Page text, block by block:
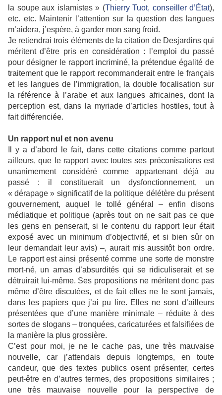
la soupe aux islamistes » (Thierry Tuot, conseiller d’État),
etc. etc. Maintenir l’attention sur la question des langues
m’aidera, j’espère, à garder mon sang froid.
Je retiendrai trois éléments de la citation de Desjardins qui
méritent d’être pris en considération : l’emploi du passé
pour désigner le rapport incriminé, la prétendue égalité de
traitement que le rapport recommanderait entre le français
et les langues de l’immigration, la double focalisation sur
la référence à l’arabe et aux langues africaines, dont la
perception est, dans la myriade d’articles hostiles, tout à
fait différenciée.
Un rapport nul et non avenu
Il y a d’abord le fait, dans cette citations comme partout
ailleurs, que le rapport avec toutes ses préconisations est
unanimement considéré comme appartenant déjà au
passé : il constituerait un dysfonctionnement, un
« dérapage » significatif de la politique délétère du présent
gouvernement, auquel le tollé général – enfin disons
médiatique et politique (après tout on ne sait pas ce que
les gens en penserait, si le contenu du rapport leur était
exposé avec un minimum d’objectivité, et si bien sûr on
leur demandait leur avis)–, aurait mis aussitôt bon ordre.
Le rapport est ainsi présenté comme une sorte de monstre
mort-né, un amas d’absurdités qui se ridiculiserait et se
détruirait lui-même. Ses propositions ne méritent donc pas
même d’être discutées, et de fait elles ne le sont jamais,
dans les papiers que j’ai pu lire. Elles ne sont d’ailleurs
présentées que d’une manière minimale – réduite à des
sortes de slogans – tronquées, caricaturées et falsifiées de
la manière la plus grossière.
C’est pour moi, je ne le cache pas, une très mauvaise
nouvelle, car j’attendais depuis longtemps, en toute
candeur, que des textes publics osent présenter, certes
peut-être en d’autres termes, des propositions similaires ;
une très mauvaise nouvelle pour la perspective de